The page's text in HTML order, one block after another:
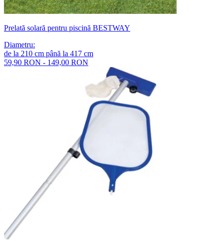
Prelată solară pentru piscină BESTWAY
Diametru:
de la 210 cm până la 417 cm
59,90 RON - 149,00 RON